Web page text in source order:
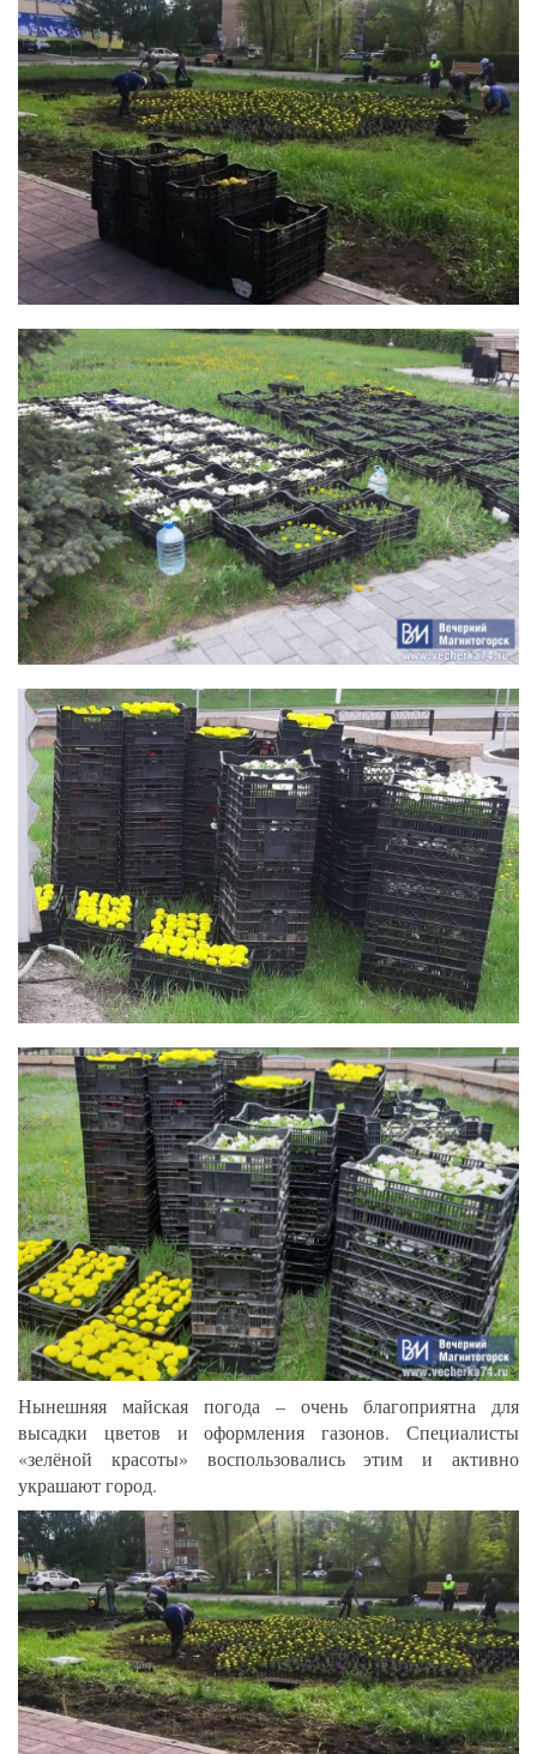
Нынешняя майская погода – очень благоприятна для
высадки цветов и оформления газонов. Специалисты
«зелёной красоты» воспользовались этим и активно
украшают город.